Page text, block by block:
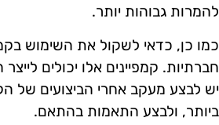
להמרות גבוהות יותר.
חברתיות. קמפיינים אלו יכולים
יש לבצע מעקב אחרי הביצועים של
ביותר, ולבצע התאמות בהתאם.